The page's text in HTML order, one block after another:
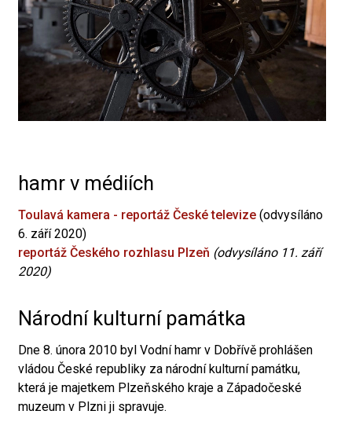
hamr v médiích
Toulavá kamera - reportáž České televize (odvysíláno
6. září 2020)
reportáž Českého rozhlasu Plzeň (odvysíláno 11. září
2020)
Národní kulturní památka
Dne 8. února 2010 byl Vodní hamr v Dobřívě prohlášen
vládou České republiky za národní kulturní památku,
která je majetkem Plzeňského kraje a Západočeské
muzeum v Plzni ji spravuje.